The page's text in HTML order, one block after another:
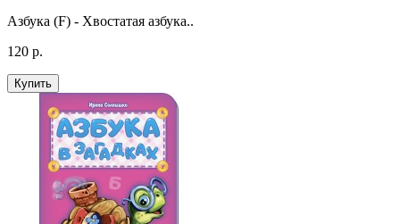
Азбука (F) - Хвостатая азбука..
120 р.
Купить